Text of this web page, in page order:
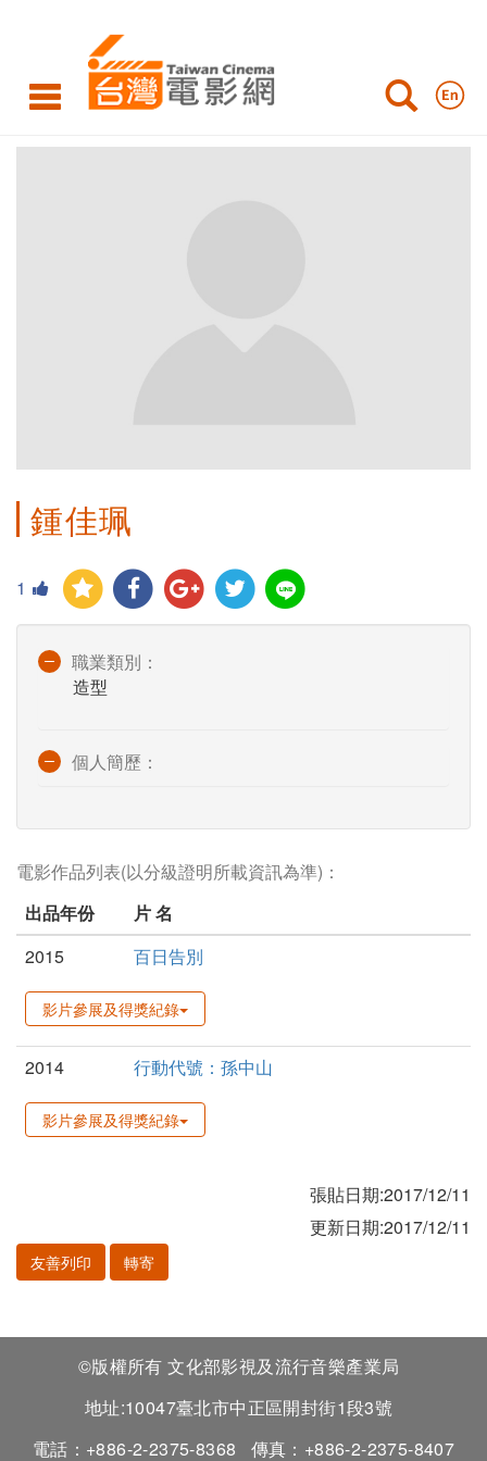
鍾佳珮
1
職業類別：
造型
個人簡歷：
電影作品列表(以分級證明所載資訊為準)：
出品年份
片 名
2015
百日告別
影片參展及得獎紀錄
2014 行動代號：孫中山
影片參展及得獎紀錄
張貼日期:2017/12/11
更新日期:2017/12/11
友善列印 轉寄
©版權所有 文化部影視及流行音樂產業局
地址:10047臺北市中正區開封街1段3號
電話：+886-2-2375-8368
傳真：+886-2-2375-8407